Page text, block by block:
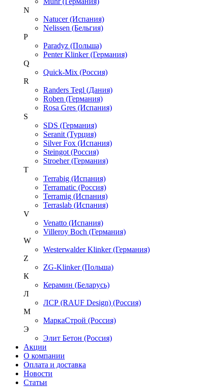
N
Natucer (Испания)
Nelissen (Бельгия)
P
Paradyz (Польша)
Penter Klinker (Германия)
Q
Quick-Mix (Россия)
R
Randers Tegl (Дания)
Roben (Германия)
Rosa Gres (Испания)
S
SDS (Германия)
Seranit (Турция)
Silver Fox (Испания)
Steingot (Россия)
Stroeher (Германия)
T
Terrabig (Испания)
Terramatic (Россия)
Terramig (Испания)
Terraslab (Испания)
V
Venatto (Испания)
Villeroy Boch (Германия)
W
Westerwalder Klinker (Германия)
Z
ZG-Klinker (Польша)
К
Керамин (Беларусь)
Л
ЛСР (RAUF Design) (Россия)
М
МаркаСтрой (Россия)
Э
Элит Бетон (Россия)
Акции
О компании
Оплата и доставка
Новости
Статьи